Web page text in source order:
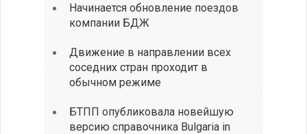
Начинается обновление поездов
компании БДЖ
Движение в направлении всех
соседних стран проходит в
обычном режиме
БТПП опубликовала новейшую
версию справочника Bulgaria in